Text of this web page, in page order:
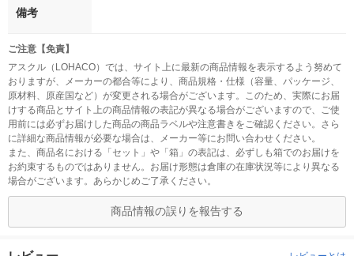
備考
ご注意【免責】
アスクル（LOHACO）では、サイト上に最新の商品情報を表示するよう努めて
おりますが、メーカーの都合等により、商品規格・仕様（容量、パッケージ、
原材料、原産国など）が変更される場合がございます。このため、実際にお届
けする商品とサイト上の商品情報の表記が異なる場合がございますので、ご使
用前には必ずお届けした商品の商品ラベルや注意書きをご確認ください。さら
に詳細な商品情報が必要な場合は、メーカー等にお問い合わせください。
また、商品名における「セット」や「箱」の表記は、必ずしも箱でのお届けを
お約束するものではありません。お届け形態は倉庫の在庫状況等により異なる
場合がございます。あらかじめご了承ください。
商品情報の誤りを報告する